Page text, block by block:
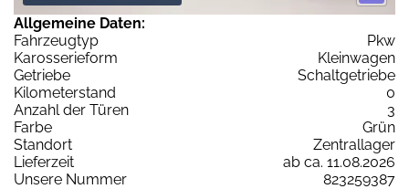
Allgemeine Daten:
Fahrzeugtyp
Pkw
Karosserieform
Kleinwagen
Getriebe
Schaltgetriebe
Kilometerstand
0
Anzahl der Türen
3
Farbe
Grün
Standort
Zentrallager
Lieferzeit
ab ca. 11.08.2026
Unsere Nummer
823259387